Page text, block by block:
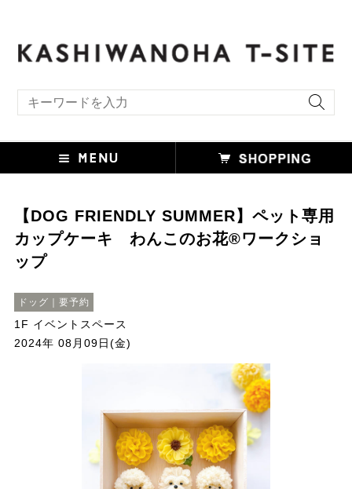
【DOG FRIENDLY SUMMER】ペット専用
カップケーキ わんこのお花®ワークショ
ップ
ドッグ｜要予約
1F イベントスペース
2024年 08月09日(金)